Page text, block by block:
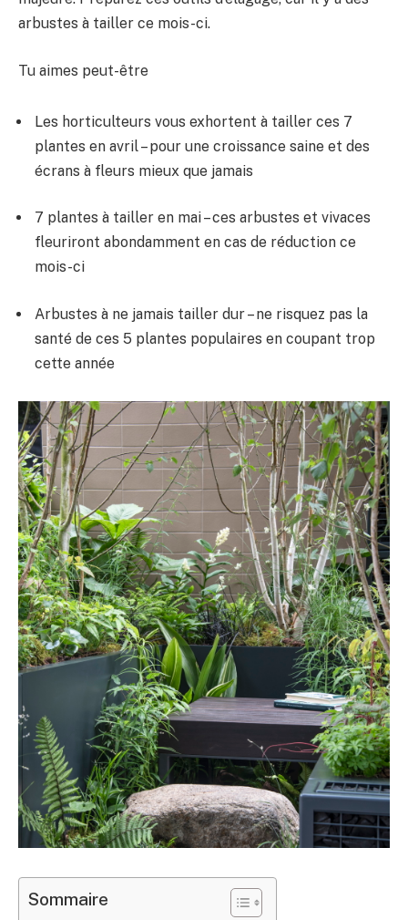
arbustes à tailler ce mois-ci.
Tu aimes peut-être
Les horticulteurs vous exhortent à tailler ces 7
plantes en avril – pour une croissance saine et des
écrans à fleurs mieux que jamais
7 plantes à tailler en mai – ces arbustes et vivaces
fleuriront abondamment en cas de réduction ce
mois-ci
Arbustes à ne jamais tailler dur – ne risquez pas la
santé de ces 5 plantes populaires en coupant trop
cette année
Sommaire